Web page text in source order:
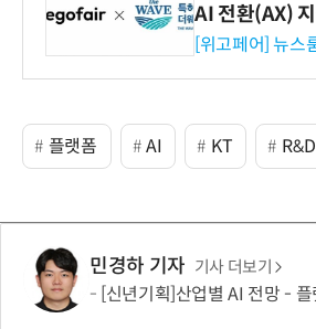
AI 전환(AX)
시엄 선정
[위고페어] 뉴스
플랫폼 AI KT R&D
민경하 기자 기사 더보기
[신년기획]산업별 AI 전망 - 플랫폼·유통 'AI